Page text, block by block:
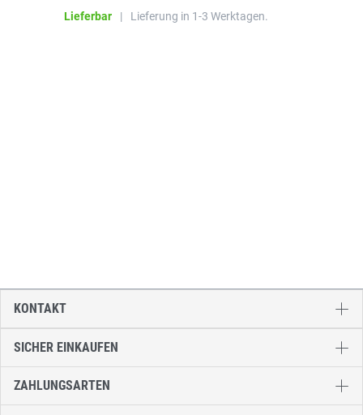
Lieferbar | Lieferung in 1-3 Werktagen.
SICHER EINKAUFEN
ZAHLUNGSARTEN
KONTAKT